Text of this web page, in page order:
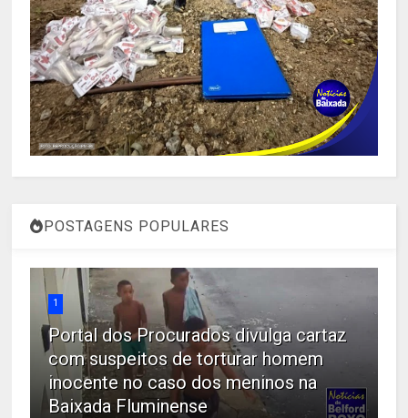
POSTAGENS POPULARES
1
Portal dos Procurados divulga cartaz
com suspeitos de torturar homem
inocente no caso dos meninos na
Baixada Fluminense